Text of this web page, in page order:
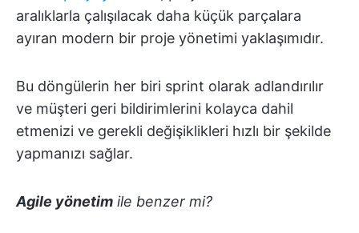
aralıklarla çalışılacak daha küçük parçalara
ayıran modern bir proje yönetimi yaklaşımıdır.
Bu döngülerin her biri sprint olarak adlandırılır
ve müşteri geri bildirimlerini kolayca dahil
etmenizi ve gerekli değişiklikleri hızlı bir şekilde
yapmanızı sağlar.
Agile yönetim ile benzer mi?